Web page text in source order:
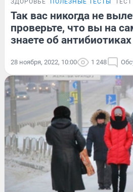
ЗДОРОВЬЕ ПОЛЕЗНЫЕ ТЕСТЫ ТЕСТ
Так вас никогда не
проверьте, что вы на
знаете об антибиотиках
28 ноября, 2022, 10:00 1 248